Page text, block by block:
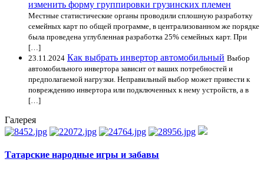
изменить форму группировки грузинских племен
Местные статистические органы проводили сплошную разработку
семейных карт по общей программе, в централизованном же порядке
была проведена углубленная разработка 25% семейных карт. При
[…]
23.11.2024 Как выбрать инвертор автомобильный Выбор
автомобильного инвертора зависит от ваших потребностей и
предполагаемой нагрузки. Неправильный выбор может привести к
повреждению инвертора или подключенных к нему устройств, а в
[…]
Галерея
Татарские народные игры и забавы